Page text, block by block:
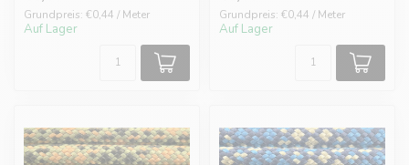
Grundpreis: €0,44 / Meter
Auf Lager
Grundpreis: €0,44 / Meter
Auf Lager